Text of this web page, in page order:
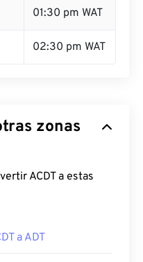
01:30 pm WAT
02:30 pm WAT
zonas
ACDT a estas
a ADT